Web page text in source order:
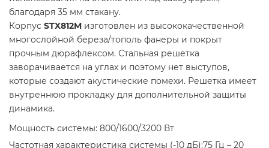
благодаря 35 мм стакану.
Корпус STX812M изготовлен из высококачественной
многослойной береза/тополь фанеры и покрыт
прочным дюрафлексом. Стальная решетка
заворачивается на углах и поэтому нет выступов,
которые создают акустические помехи. Решетка имеет
внутреннюю прокладку для дополнительной защиты
динамика.
Мощность системы: 800/1600/3200 Вт
Частотная характеристика системы (-10 дБ):75 Гц – 20